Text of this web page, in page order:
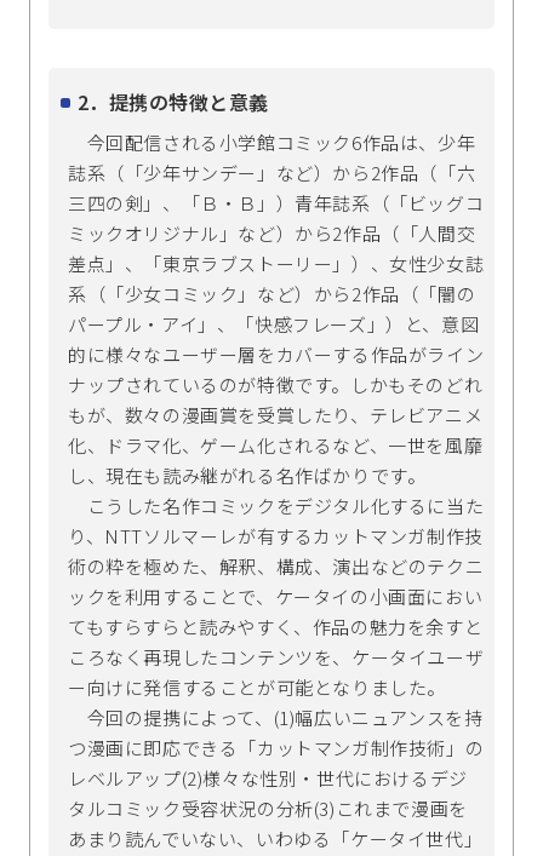
2．提携の特徴と意義
今回配信される小学館コミック6作品は、少年
誌系（「少年サンデー」など）から2作品（「六
三四の剣」、「Ｂ・Ｂ」）青年誌系（「ビッグコ
ミックオリジナル」など）から2作品（「人間交
差点」、「東京ラブストーリー」）、女性少女誌
系（「少女コミック」など）から2作品（「闇の
パープル・アイ」、「快感フレーズ」）と、意図
的に様々なユーザー層をカバーする作品がライン
ナップされているのが特徴です。しかもそのどれ
もが、数々の漫画賞を受賞したり、テレビアニメ
化、ドラマ化、ゲーム化されるなど、一世を風靡
し、現在も読み継がれる名作ばかりです。
こうした名作コミックをデジタル化するに当た
り、NTTソルマーレが有するカットマンガ制作技
術の粋を極めた、解釈、構成、演出などのテクニ
ックを利用することで、ケータイの小画面におい
てもすらすらと読みやすく、作品の魅力を余すと
ころなく再現したコンテンツを、ケータイユーザ
ー向けに発信することが可能となりました。
今回の提携によって、(1)幅広いニュアンスを持
つ漫画に即応できる「カットマンガ制作技術」の
レベルアップ(2)様々な性別・世代におけるデジ
タルコミック受容状況の分析(3)これまで漫画を
あまり読んでいない、いわゆる「ケータイ世代」